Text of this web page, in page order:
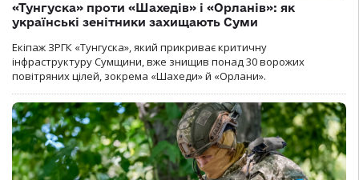
«Тунгуска» проти «Шахедів» і «Орланів»: як
українські зенітники захищають Суми
Екіпаж ЗРГК «Тунгуска», який прикриває критичну
інфраструктуру Сумщини, вже знищив понад 30 ворожих
повітряних цілей, зокрема «Шахеди» й «Орлани».